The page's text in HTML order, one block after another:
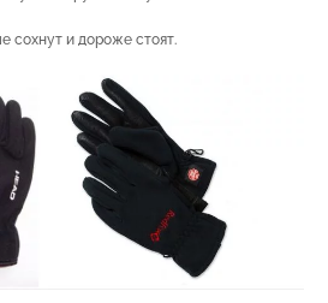
сохнут и дороже стоят.